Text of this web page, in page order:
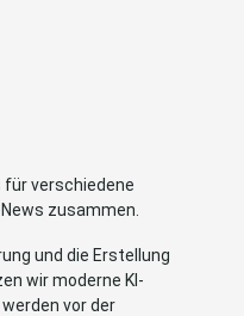
für verschiedene
zusammen.
und die Erstellung
wir moderne KI-
vor der